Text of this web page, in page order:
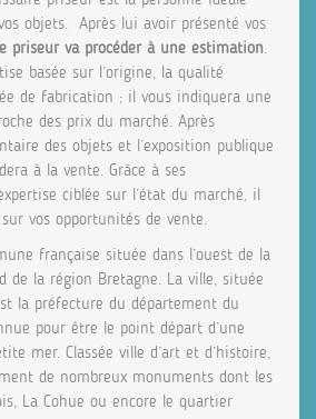
objets. Après lui avoir présenté vos
priseur va procéder à une estimation.
basée sur l’origine, la qualité
de fabrication ; il vous indiquera une
des prix du marché. Après
des objets et l’exposition publique
à la vente. Grâce à ses
ciblée sur l’état du marché, il
vos opportunités de vente.
française située dans l’ouest de la
de la région Bretagne. La ville, située
la préfecture du département du
pour être le point départ d’une
mer. Classée ville d’art et d’histoire,
de nombreux monuments dont les
La Cohue ou encore le quartier